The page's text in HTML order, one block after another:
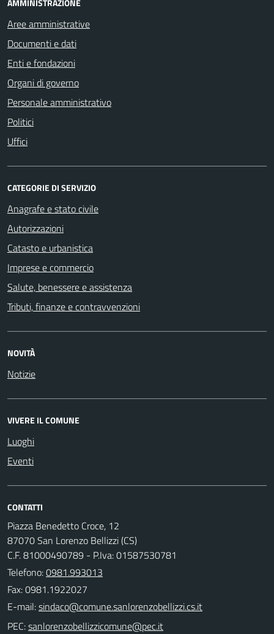
AMMINISTRAZIONE
Aree amministrative
Documenti e dati
Enti e fondazioni
Organi di governo
Personale amministrativo
Politici
Uffici
CATEGORIE DI SERVIZIO
Anagrafe e stato civile
Autorizzazioni
Catasto e urbanistica
Imprese e commercio
Salute, benessere e assistenza
Tributi, finanze e contravvenzioni
NOVITÀ
Notizie
VIVERE IL COMUNE
Luoghi
Eventi
CONTATTI
Piazza Benedetto Croce, 12
87070 San Lorenzo Bellizzi (CS)
C.F. 81000490789 - P.Iva: 01587530781
Telefono:0981.993013
Fax: 0981.1922027
E-mail:
PEC: